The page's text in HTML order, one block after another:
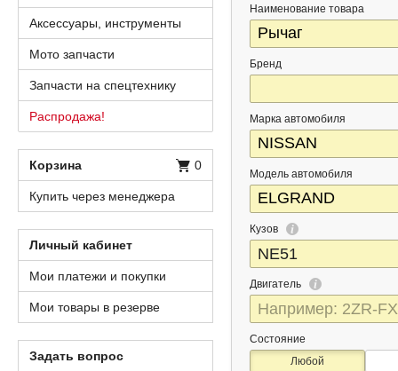
Наименование товара
Бренд
Марка автомобиля
Модель автомобиля
Кузов
Двигатель
Состояние
Любой
Аксессуары, инструменты
Мото запчасти
Запчасти на спецтехнику
Распродажа!
Корзина 0
Купить через менеджера
Личный кабинет
Мои платежи и покупки
Мои товары в резерве
Задать вопрос